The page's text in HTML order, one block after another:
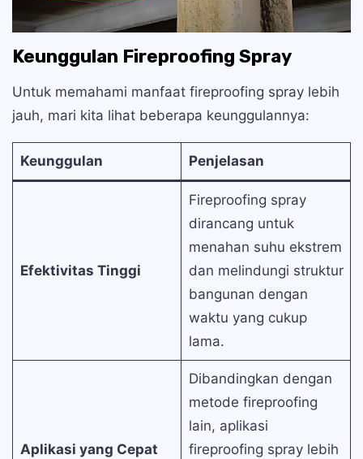
Keunggulan Fireproofing Spray
Untuk memahami manfaat fireproofing spray lebih
jauh, mari kita lihat beberapa keunggulannya:
Keunggulan Penjelasan
Efektivitas Tinggi
Fireproofing spray
dirancang untuk
menahan suhu ekstrem
dan melindungi struktur
bangunan dengan
waktu yang cukup
lama.
Aplikasi yang Cepat
Dibandingkan dengan
metode fireproofing
lain, aplikasi
fireproofing spray lebih